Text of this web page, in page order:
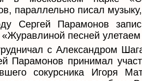
параллельно писал
Сергей Парамонов
песней
с Александром
Парамонов принимал
сокурсника Игоря